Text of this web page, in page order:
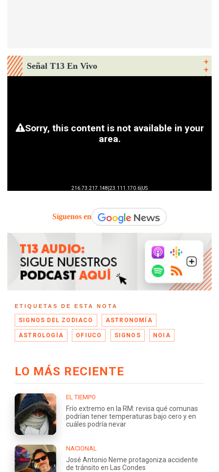
Señal T13 En Vivo
Síguenos en
ETIQUETAS DE ESTA NOTA
SIGNOS DEL ZODIACO ASTRONOMÍA
ASTROLOGÍA OFIUCO SIGNOS NOIA
LO MÁS RECIENTE
EL TIEMPO
Frío extremo en la RM: revisa qué comunas
podrían tener temperaturas bajo cero y en
cuáles podría nevar
NACIONAL
José Antonio Neme protagoniza accidente
de tránsito en Las Condes